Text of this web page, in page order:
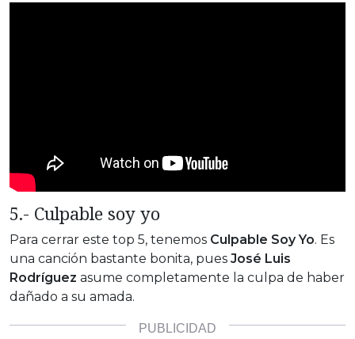
5.- Culpable soy yo
Para cerrar este top 5, tenemos Culpable Soy Yo. Es
una canción bastante bonita, pues José Luis
Rodríguez asume completamente la culpa de haber
dañado a su amada.